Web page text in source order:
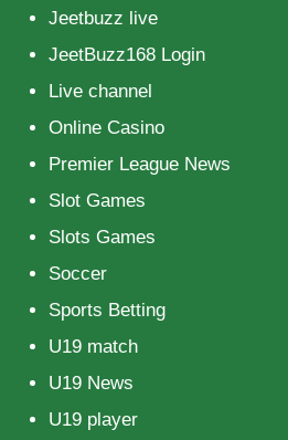
Jeetbuzz live
JeetBuzz168 Login
Live channel
Online Casino
Premier League News
Slot Games
Slots Games
Soccer
Sports Betting
U19 match
U19 News
U19 player